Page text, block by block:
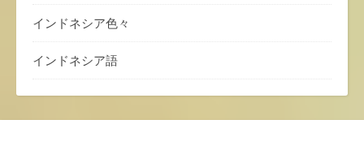
インドネシア色々
インドネシア語